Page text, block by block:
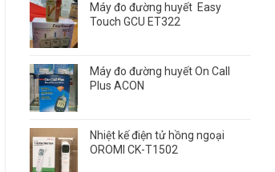
Máy đo đường huyết Easy
Touch GCU ET322
Máy đo đường huyết On Call
Plus ACON
Nhiệt kế điện tử hồng ngoại
OROMI CK-T1502